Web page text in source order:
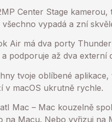
Center Stage
vypadá a zní
Air má dva porty
podporuje až dva externí
tvoje oblíbené
v macOS ukrutně rychle.
Mac – Mac kouzelně
Macu. Nebo vyřizuj na